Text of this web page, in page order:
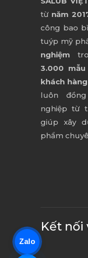
từ năm
công bao
tuýp mỹ
nghiệm
3.000
khách hàng
luôn
nghiệp từ
giúp xây
phẩm
Kết nối
Zalo